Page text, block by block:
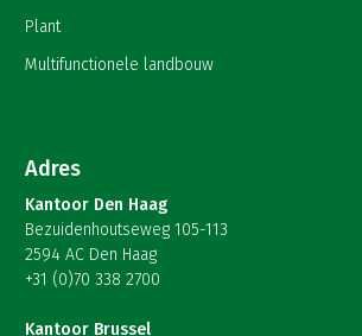
Plant
Multifunctionele landbouw
Adres
Kantoor Den Haag
Bezuidenhoutseweg 105-113
2594 AC Den Haag
+31 (0)70 338 2700
Kantoor Brussel